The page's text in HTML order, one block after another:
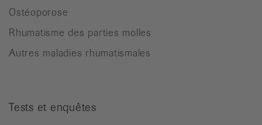
Ostéoporose
Rhumatisme des parties molles
Autres maladies rhumatismales
Tests et enquêtes